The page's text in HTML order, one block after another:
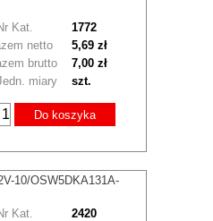
Kat. 1772
brutto 7,00 zł
netto 5,69 zł
miary szt.
Do koszyka
10/OSW5DKA131A-
Kat. 2420